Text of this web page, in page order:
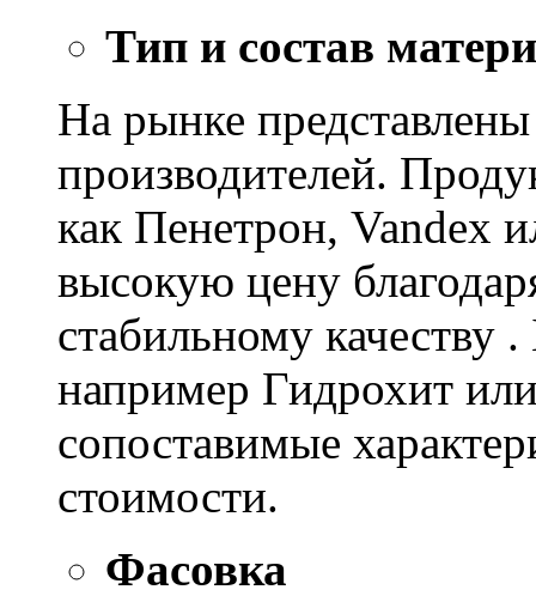
Тип и состав
На рынке
производителей.
как Пенетрон, Vandex
высокую цену
стабильному качеству
например Гидрохит
сопоставимые
стоимости.
Фасовка